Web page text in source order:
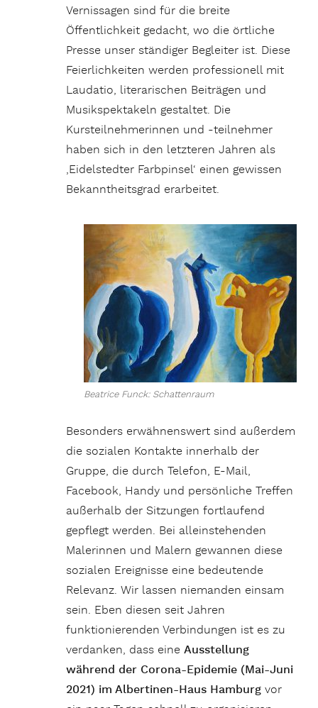
Vernissagen sind für die breite
Öffentlichkeit gedacht, wo die örtliche
Presse unser ständiger Begleiter ist. Diese
Feierlichkeiten werden professionell mit
Laudatio, literarischen Beiträgen und
Musikspektakeln gestaltet. Die
Kursteilnehmerinnen und -teilnehmer
haben sich in den letzteren Jahren als
‚Eidelstedter Farbpinsel‘ einen gewissen
Bekanntheitsgrad erarbeitet.
Beatrice Funck: Schattenraum
Besonders erwähnenswert sind außerdem
die sozialen Kontakte innerhalb der
Gruppe, die durch Telefon, E-Mail,
Facebook, Handy und persönliche Treffen
außerhalb der Sitzungen fortlaufend
gepflegt werden. Bei alleinstehenden
Malerinnen und Malern gewannen diese
sozialen Ereignisse eine bedeutende
Relevanz. Wir lassen niemanden einsam
sein. Eben diesen seit Jahren
funktionierenden Verbindungen ist es zu
verdanken, dass eineAusstellung
während der Corona-Epidemie (Mai-Juni
2021) im Albertinen-Haus Hamburg vor